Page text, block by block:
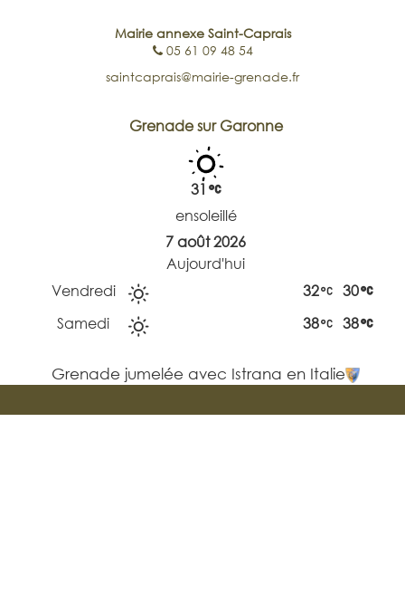
Mairie annexe Saint-Caprais
05 61 09 48 54
saintcaprais@mairie-grenade.fr
Grenade sur Garonne
31
ensoleillé
7 août 2026
Aujourd'hui
Vendredi
30
32
Samedi
38
38
Grenade jumelée avec Istrana en Italie